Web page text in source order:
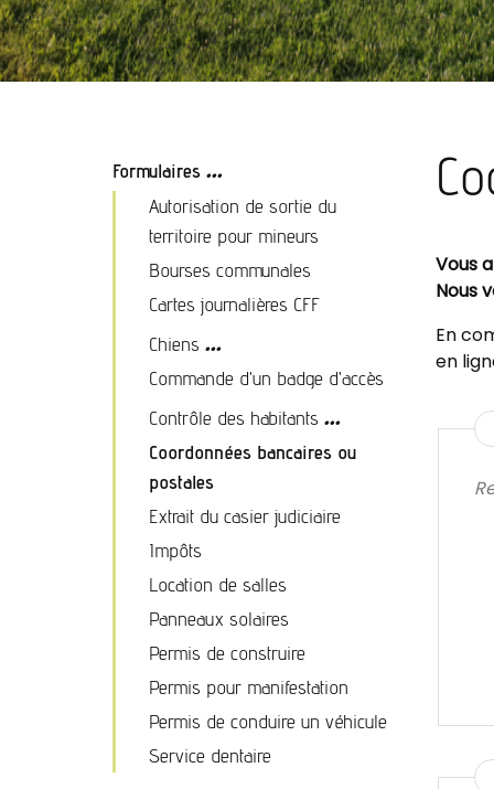
Formulaires ...
Autorisation de sortie du
territoire pour mineurs
Bourses communales
Cartes journalières CFF
Chiens ...
Commande d'un badge d'accès
Contrôle des habitants ...
Coordonnées bancaires ou
postales
Extrait du casier judiciaire
Impôts
Location de salles
Panneaux solaires
Permis de construire
Permis pour manifestation
Permis de conduire un véhicule
Service dentaire
Vous
Nous
En
en